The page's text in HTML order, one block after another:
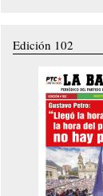
Edición 102